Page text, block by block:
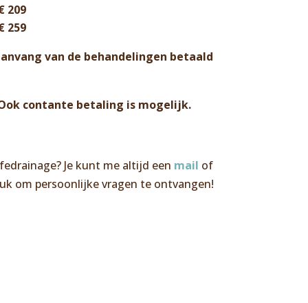
209
259
van de behandelingen betaald
contante betaling is mogelijk.
Je kunt me altijd een mail of
om persoonlijke vragen te ontvangen!